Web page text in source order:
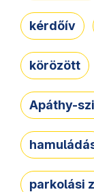
kérdőív
körözött
Apáthy-
parkolási